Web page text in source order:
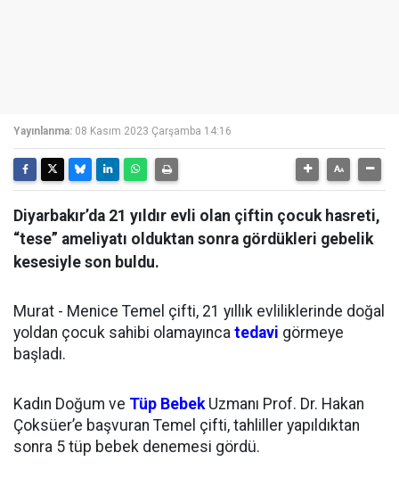
Yayınlanma: 08 Kasım 2023 Çarşamba 14:16
Diyarbakır’da 21 yıldır evli olan çiftin çocuk hasreti,
“tese” ameliyatı olduktan sonra gördükleri gebelik
kesesiyle son buldu.
Murat - Menice Temel çifti, 21 yıllık evliliklerinde doğal
yoldan çocuk sahibi olamayınca tedavi görmeye
başladı.
Kadın Doğum ve Tüp BebekUzmanı Prof. Dr. Hakan
Çoksüer’e başvuran Temel çifti, tahliller yapıldıktan
sonra 5 tüp bebek denemesi gördü.